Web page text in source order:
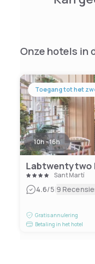
Onze hotels in
Toegang tot het
10h - 16h
Sant Martí
4.6/5|9
Gratis annulering
Betaling in het hotel